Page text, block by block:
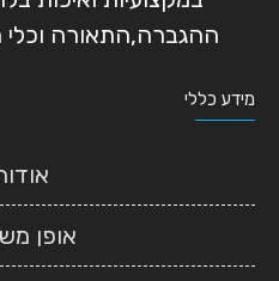
ההגברה,התאורה וכלי
מידע כללי
אופן